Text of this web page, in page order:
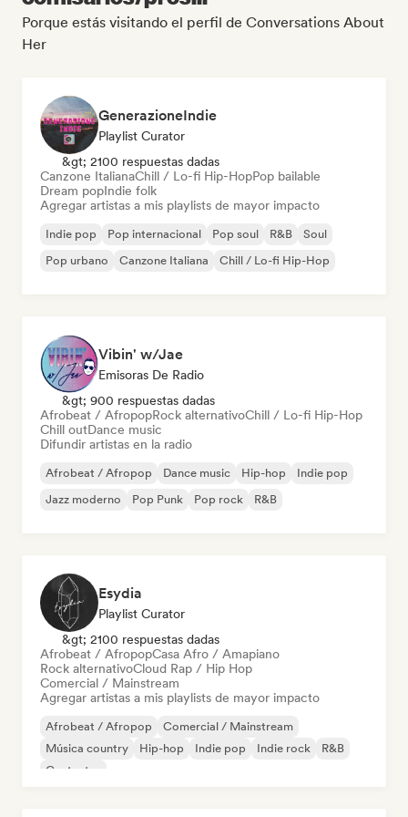
Porque estás visitando el perfil de Conversations About
Her
GenerazioneIndie
Playlist Curator
&gt; 2100 respuestas dadas
Canzone ItalianaChill / Lo-fi Hip-HopPop bailable
Dream popIndie folk
Agregar artistas a mis playlists de mayor impacto
Indie pop Pop internacional Pop soul R&B
Soul
Pop urbano
Canzone Italiana Chill / Lo-fi Hip-Hop
Vibin' w/Jae
Emisoras De Radio
&gt; 900 respuestas dadas
Afrobeat / AfropopRock alternativoChill / Lo-fi Hip-Hop
Chill outDance music
Difundir artistas en la radio
Afrobeat / Afropop Dance music Hip-hop
Indie pop
Jazz moderno
Pop Punk Pop rock R&B
Esydia
Playlist Curator
&gt; 2100 respuestas dadas
Afrobeat / AfropopCasa Afro / Amapiano
Rock alternativoCloud Rap / Hip Hop
Comercial / Mainstream
Agregar artistas a mis playlists de mayor impacto
Afrobeat / Afropop
Comercial / Mainstream
Música country
Hip-hop Indie pop Indie rock
R&B
Cantautor